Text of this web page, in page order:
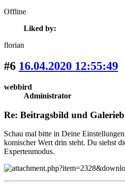
Offline
Liked by:
florian
#6 16.04.2020 12:55:49
webbird
Administrator
Re: Beitragsbild und
Schau mal bitte in Deine
komischer Wert drin steht. Du siehst
Expertenmodus.